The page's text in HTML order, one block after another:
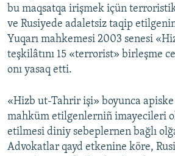
bu maqsatqa irişmek içün
ve Rusiyede adaletsiz taqip
Yuqarı mahkemesi 2003 senesi
teşkilâtını 15 «terrorist» birleşme
onı yasaq etti.
«Hizb ut-Tahrir işi» boyunca apiske
mahküm etilgenlerniñ imayecileri
etilmesi diniy sebeplernen bağlı
Advokatlar qayd etkenine köre,